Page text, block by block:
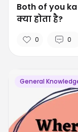
Both of you
क्या होता है?
0 0
General